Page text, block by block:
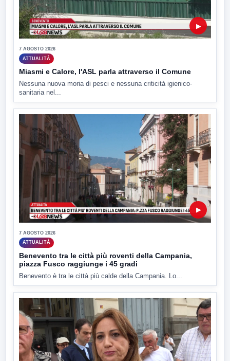
▶
7 AGOSTO 2026
ATTUALITÀ
Miasmi e Calore, l'ASL parla attraverso il Comune
Nessuna nuova moria di pesci e nessuna criticità igienico-
sanitaria nel...
▶
7 AGOSTO 2026
ATTUALITÀ
Benevento tra le città più roventi della Campania,
piazza Fusco raggiunge i 45 gradi
Benevento è tra le città più calde della Campania. Lo...